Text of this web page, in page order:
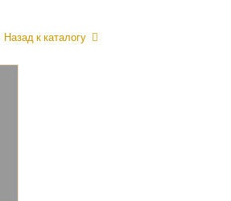
Назад к каталогу